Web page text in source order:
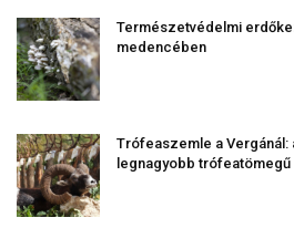
Természetvédelmi
medencében
Trófeaszemle a
legnagyobb trófeatömegű